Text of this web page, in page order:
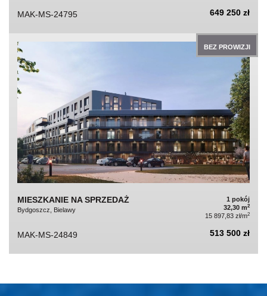
MAK-MS-24795 649 250 zł
BEZ PROWIZJI
MIESZKANIE NA SPRZEDAŻ
Bydgoszcz, Bielawy
1 pokój
32,30 m2
15 897,83 zł/m2
MAK-MS-24849 513 500 zł